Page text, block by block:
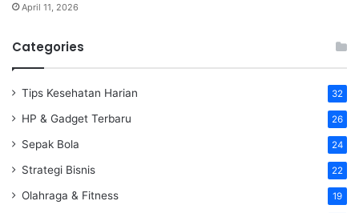
April 11, 2026
Categories
Tips Kesehatan Harian 32
HP & Gadget Terbaru 26
Sepak Bola 24
Strategi Bisnis 22
Olahraga & Fitness 19